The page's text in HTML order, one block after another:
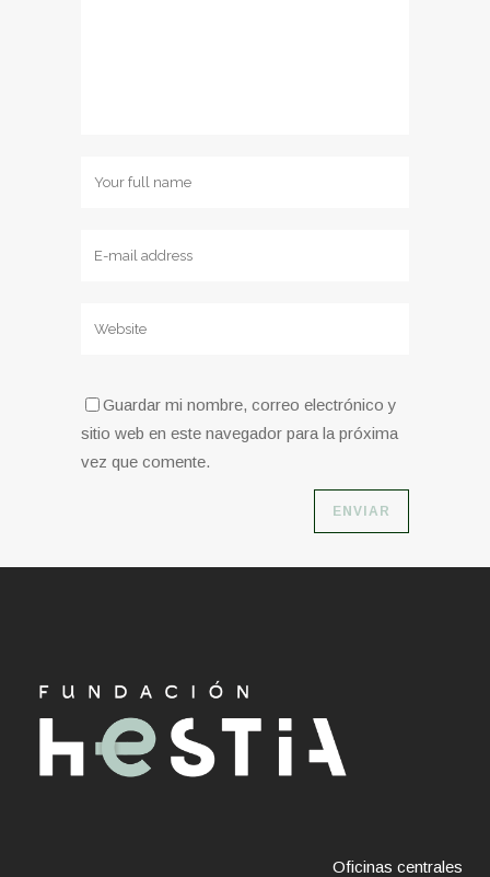
Guardar mi nombre, correo electrónico y
sitio web en este navegador para la próxima
vez que comente.
Oficinas centrales